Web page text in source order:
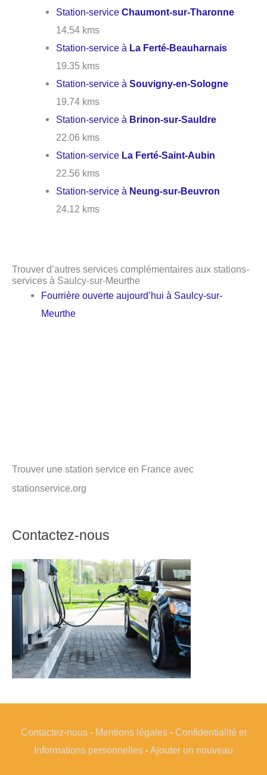
Station-serviceChaumont-sur-Tharonne
14.54 kms
Station-service à La Ferté-Beauharnais
19.35 kms
Station-service àSouvigny-en-Sologne
19.74 kms
Station-service à Brinon-sur-Sauldre
22.06 kms
Station-service La Ferté-Saint-Aubin
22.56 kms
Station-service à Neung-sur-Beuvron
24.12 kms
Trouver d’autres services complémentaires aux stations-
services à Saulcy-sur-Meurthe
Fourrière ouverte aujourd’hui à Saulcy-sur-
Meurthe
Trouver une station service en France avec
stationservice.org
Contactez-nous
Contactez-nous- Mentions légales- Confidentialité et
Informations personnelles -Ajouter un nouveau